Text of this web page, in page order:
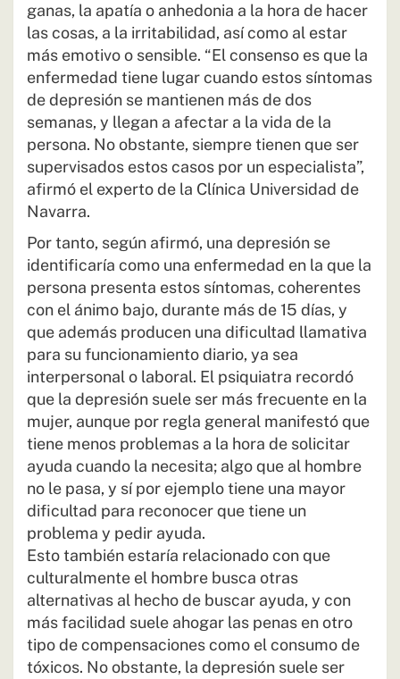
ganas, la apatía o anhedonia a la hora de hacer
las cosas, a la irritabilidad, así como al estar
más emotivo o sensible. “El consenso es que la
enfermedad tiene lugar cuando estos síntomas
de depresión se mantienen más de dos
semanas, y llegan a afectar a la vida de la
persona. No obstante, siempre tienen que ser
supervisados estos casos por un especialista”,
afirmó el experto de la Clínica Universidad de
Navarra.
Por tanto, según afirmó, una depresión se
identificaría como una enfermedad en la que la
persona presenta estos síntomas, coherentes
con el ánimo bajo, durante más de 15 días, y
que además producen una dificultad llamativa
para su funcionamiento diario, ya sea
interpersonal o laboral. El psiquiatra recordó
que la depresión suele ser más frecuente en la
mujer, aunque por regla general manifestó que
tiene menos problemas a la hora de solicitar
ayuda cuando la necesita; algo que al hombre
no le pasa, y sí por ejemplo tiene una mayor
dificultad para reconocer que tiene un
problema y pedir ayuda.
Esto también estaría relacionado con que
culturalmente el hombre busca otras
alternativas al hecho de buscar ayuda, y con
más facilidad suele ahogar las penas en otro
tipo de compensaciones como el consumo de
tóxicos. No obstante, la depresión suele ser